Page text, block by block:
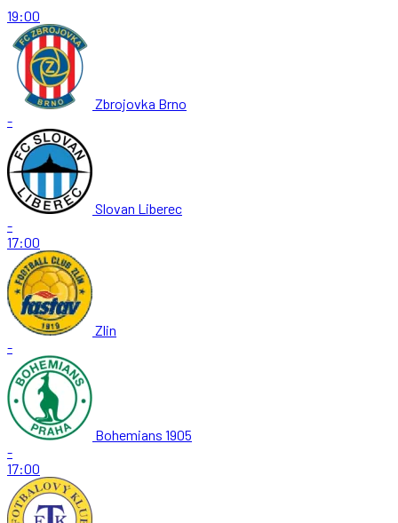
19:00
Zbrojovka Brno
-
Slovan Liberec
-
17:00
Zlin
-
Bohemians 1905
-
17:00